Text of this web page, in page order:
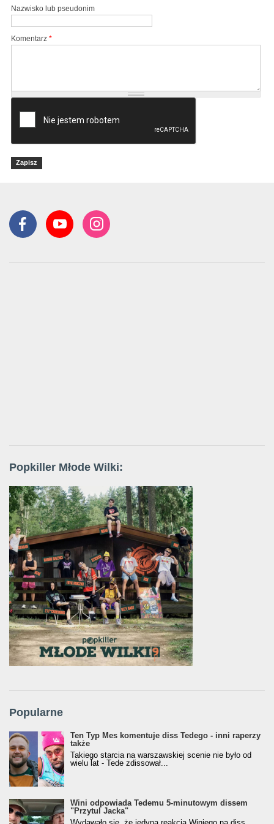
Nazwisko lub pseudonim
Komentarz *
Popkiller Młode Wilki:
Popularne
Ten Typ Mes komentuje diss Tedego - inni raperzy
także
Takiego starcia na warszawskiej scenie nie było od
wielu lat - Tede zdissował...
Wini odpowiada Tedemu 5-minutowym dissem
"Przytul Jacka"